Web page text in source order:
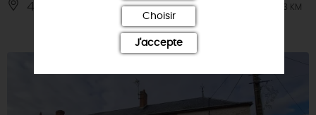
45490 - LORCY À 3 KM
Choisir
J'accepte